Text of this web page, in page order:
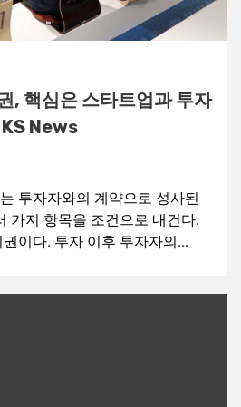
, 핵심은 스타트업과 투자
KS News
투자자와의 계약으로 성사된
가지 항목을 조건으로 내건다.
이다. 투자 이후 투자자의...